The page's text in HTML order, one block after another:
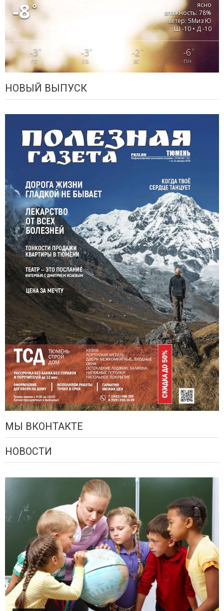
-8°
ясно
влажность: 78%
ветер: 5Миз Ю
Ш -10 • Д -10
-3°
ПТ
-3°
СБ
-2 °
ВС
-6 °
ПН
НОВЫЙ ВЫПУСК
МЫ ВКОНТАКТЕ
НОВОСТИ